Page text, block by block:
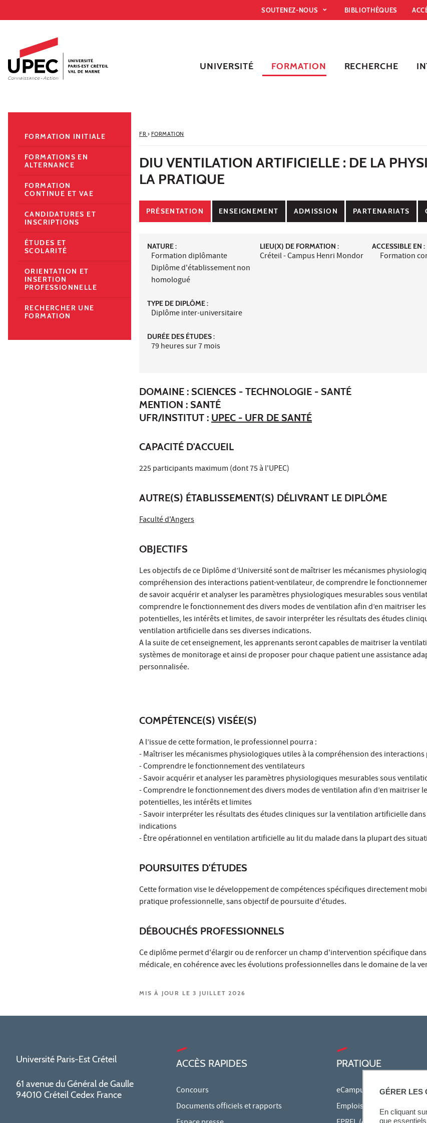
GÉRER LES
En cliquant
que
Accès directs
Recherche
Navigation secondaire
SOUTENEZ-NOUS BIBLIOTHÈQUES
UNIVERSITÉ FORMATION RECHERCHE
FR › FORMATION
DIU VENTILATION ARTIFICIELLE : DE LA
LA PRATIQUE
PRÉSENTATION ENSEIGNEMENT ADMISSION PARTENARIATS
NATURE :
Formation diplômante
Diplôme d'établissement non
homologué
TYPE DE DIPLÔME :
Diplôme inter-universitaire
DURÉE DES ÉTUDES :
79 heures sur 7 mois
LIEU(X) DE FORMATION :
Créteil - Campus Henri Mondor
ACCESSIBLE EN :
Formation
DOMAINE : SCIENCES - TECHNOLOGIE - SANTÉ
MENTION : SANTÉ
UFR/INSTITUT : UPEC - UFR DE SANTÉ
CAPACITÉ D'ACCUEIL
225 participants maximum (dont 75 à l'UPEC)
AUTRE(S) ÉTABLISSEMENT(S) DÉLIVRANT LE DIPLÔME
Faculté d'Angers
OBJECTIFS
Les objectifs de ce Diplôme d’Université sont de maîtriser les mécanismes
compréhension des interactions patient-ventilateur, de comprendre le
de savoir acquérir et analyser les paramètres physiologiques mesurables sous
comprendre le fonctionnement des divers modes de ventilation afin d’en maitriser
potentielles, les intérêts et limites, de savoir interpréter les résultats des études
ventilation artificielle dans ses diverses indications.
A la suite de cet enseignement, les apprenants seront capables de maitriser la
systèmes de monitorage et ainsi de proposer pour chaque patient une assistance
personnalisée.
COMPÉTENCE(S) VISÉE(S)
A l’issue de cette formation, le professionnel pourra :
- Maîtriser les mécanismes physiologiques utiles à la compréhension des
- Comprendre le fonctionnement des ventilateurs
- Savoir acquérir et analyser les paramètres physiologiques mesurables sous
- Comprendre le fonctionnement des divers modes de ventilation afin d’en maitriser
potentielles, les intérêts et limites
- Savoir interpréter les résultats des études cliniques sur la ventilation artificielle dans
indications
- Être opérationnel en ventilation artificielle au lit du malade dans la plupart des
POURSUITES D'ÉTUDES
Cette formation vise le développement de compétences spécifiques directement
pratique professionnelle, sans objectif de poursuite d'études.
DÉBOUCHÉS PROFESSIONNELS
Ce diplôme permet d'élargir ou de renforcer un champ d'intervention spécifique
médicale, en cohérence avec les évolutions professionnelles dans le domaine de la
MIS À JOUR LE 3 JUILLET 2026
FORMATION INITIALE
FORMATIONS EN
ALTERNANCE
FORMATION
CONTINUE ET VAE
CANDIDATURES ET
INSCRIPTIONS
ÉTUDES ET
SCOLARITÉ
ORIENTATION ET
INSERTION
PROFESSIONNELLE
RECHERCHER UNE
FORMATION
Université Paris-Est Créteil
61 avenue du Général de Gaulle
94010 Créteil Cedex France
ACCÈS RAPIDES
Concours
Documents officiels et rapports
PRATIQUE
eCampus
Emplois du temps en ligne